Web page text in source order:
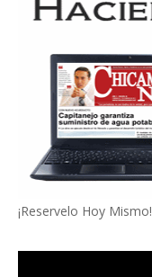
¡Reservelo Hoy Mismo!